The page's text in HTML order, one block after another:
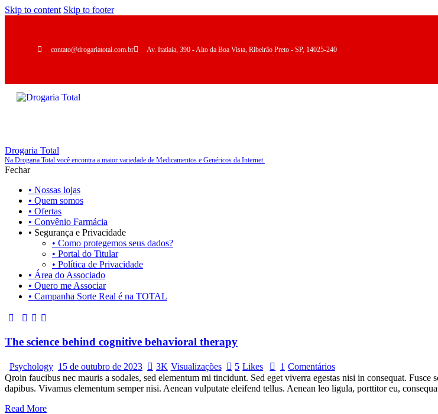
Skip to content Skip to footer
contato@drogariatotal.com.br Av. Itatiaia, 390 - Alto da Boa Vista, Ribeirão Preto - SP, 14025-240
Drogaria Total
Na Drogaria Total você encontra a maior variedade de Medicamentos e Genéricos da Internet.
Fechar
• Nossas lojas
• Quem somos
• Ofertas
• Convênio Farmácia
• Segurança e Privacidade
• Como protegemos seus dados?
• Portal do Titular
• Política de Privacidade
• Área do Associado
• Quero me Associar
• Campanha Sorte Real é na TOTAL
The science behind cognitive behavioral therapy
Psychology 15 de outubro de 2023 3K Visualizações 5 Likes 1 Comentários
Qroin faucibus nec mauris a sodales, sed elementum mi tincidunt. Sed eget viverra egestas nisi in consequat.
dapibus. Vivamus elementum semper nisi. Aenean vulputate eleifend tellus. Aenean leo ligula, porttitor eu,
Read More